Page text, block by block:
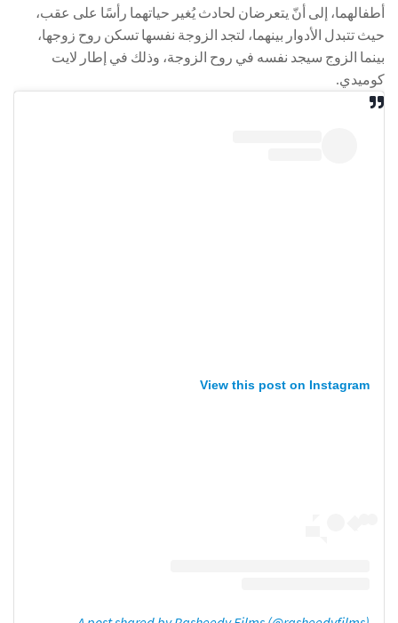
أطفالهما، إلى أنّ يتعرضان لحادث يُغير حياتهما رأسًا على عقب،
حيث تتبدل الأدوار بينهما، لتجد الزوجة نفسها تسكن روح زوجها،
بينما الزوج سيجد نفسه في روح الزوجة، وذلك في إطار لايت
كوميدي.
View this post on Instagram